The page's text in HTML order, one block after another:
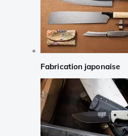
Fabrication japonaise